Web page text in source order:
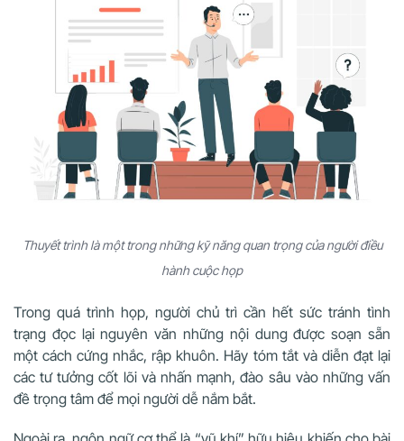
Thuyết trình là một trong những kỹ năng quan trọng của người điều
hành cuộc họp
Trong quá trình họp, người chủ trì cần hết sức tránh tình
trạng đọc lại nguyên văn những nội dung được soạn sẵn
một cách cứng nhắc, rập khuôn. Hãy tóm tắt và diễn đạt lại
các tư tưởng cốt lõi và nhấn mạnh, đào sâu vào những vấn
đề trọng tâm để mọi người dễ nắm bắt.